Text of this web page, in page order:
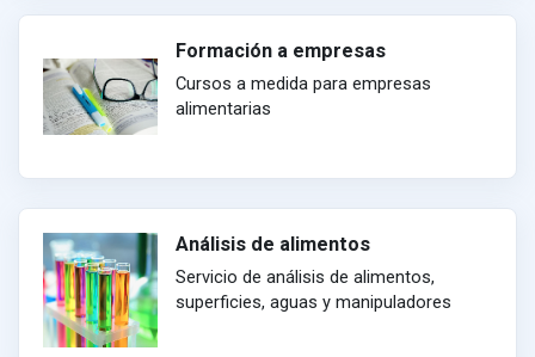
Formación a empresas
Cursos a medida para empresas
alimentarias
Análisis de alimentos
Servicio de análisis de alimentos,
superficies, aguas y manipuladores